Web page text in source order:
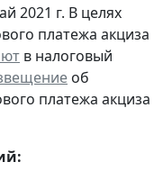
2021 г. В целях
платежа акциза
в налоговый
об
платежа акциза